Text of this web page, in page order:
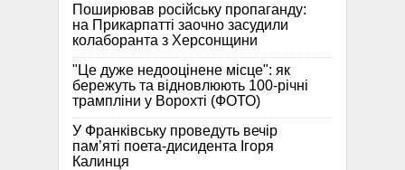
Поширював російську пропаганду:
на Прикарпатті заочно засудили
колаборанта з Херсонщини
"Це дуже недооцінене місце": як
бережуть та відновлюють 100-річні
трампліни у Ворохті (ФОТО)
У Франківську проведуть вечір
пам’яті поета-дисидента Ігоря
Калинця